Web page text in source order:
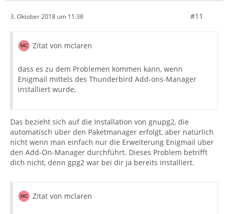
3. Oktober 2018 um 11:38 #11
Zitat von mclaren
dass es zu dem Problemen kommen kann, wenn
Enigmail mittels des Thunderbird Add-ons-Manager
installiert wurde,
Das bezieht sich auf die Installation von gnupg2, die
automatisch über den Paketmanager erfolgt, aber natürlich
nicht wenn man einfach nur die Erweiterung Enigmail über
den Add-On-Manager durchführt. Dieses Problem betrifft
dich nicht, denn gpg2 war bei dir ja bereits installiert.
Zitat von mclaren